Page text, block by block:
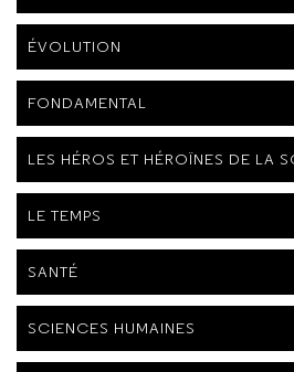
ÉVOLUTION
FONDAMENTAL
LES HÉROS ET HÉROÏNES DE LA
LE TEMPS
SANTÉ
SCIENCES HUMAINES